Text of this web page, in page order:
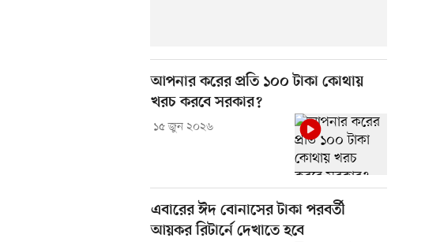
আপনার করের প্রতি ১০০ টাকা কোথায়
খরচ করবে সরকার?
১৫ জুন ২০২৬
এবারের ঈদ বোনাসের টাকা পরবর্তী
আয়কর রিটার্নে দেখাতে হবে